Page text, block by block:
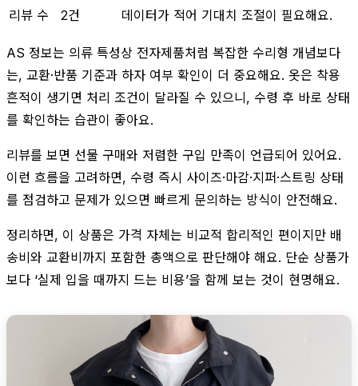
리뷰 수
2건 데이터가 적어 기대치 조절이 필요해요.
AS 정보는 의류 특성상 전자제품처럼 복잡한 수리형 개념보다
는, 교환·반품 기준과 하자 여부 확인이 더 중요해요. 옷은 착용
흔적이 생기면 처리 조건이 달라질 수 있으니, 수령 후 바로 상태
를 확인하는 습관이 좋아요.
리뷰를 보면 선물 구매와 저렴한 구입 만족이 언급되어 있어요.
이런 흐름을 고려하면, 수령 즉시 사이즈·마감·지퍼·스트링 상태
를 점검하고 문제가 있으면 빠르게 문의하는 방식이 안전해요.
정리하면, 이 상품은 가격 자체는 비교적 합리적인 편이지만 배
송비와 교환비까지 포함한 총액으로 판단해야 해요. 단순 상품가
보다 ‘실제 입을 때까지 드는 비용’을 함께 보는 것이 현명해요.